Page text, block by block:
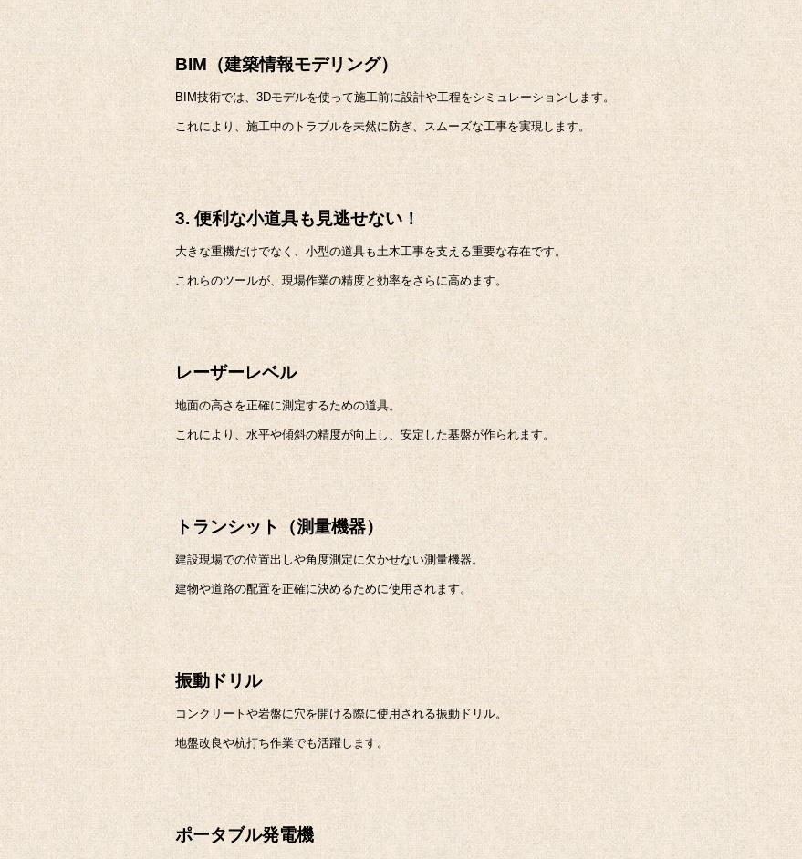
BIM（建築情報モデリング）
BIM技術では、3Dモデルを使って施工前に設計や工程をシミュレーションします。
これにより、施工中のトラブルを未然に防ぎ、スムーズな工事を実現します。
3. 便利な小道具も見逃せない！
大きな重機だけでなく、小型の道具も土木工事を支える重要な存在です。
これらのツールが、現場作業の精度と効率をさらに高めます。
レーザーレベル
地面の高さを正確に測定するための道具。
これにより、水平や傾斜の精度が向上し、安定した基盤が作られます。
トランシット（測量機器）
建設現場での位置出しや角度測定に欠かせない測量機器。
建物や道路の配置を正確に決めるために使用されます。
振動ドリル
コンクリートや岩盤に穴を開ける際に使用される振動ドリル。
地盤改良や杭打ち作業でも活躍します。
ポータブル発電機